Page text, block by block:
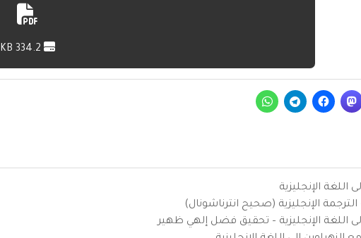
اللغة الإنجليزية
الإنجليزية (صحيح انترناشونال)
اللغة الإنجليزية – تحقيق فضل إلهي ظهير